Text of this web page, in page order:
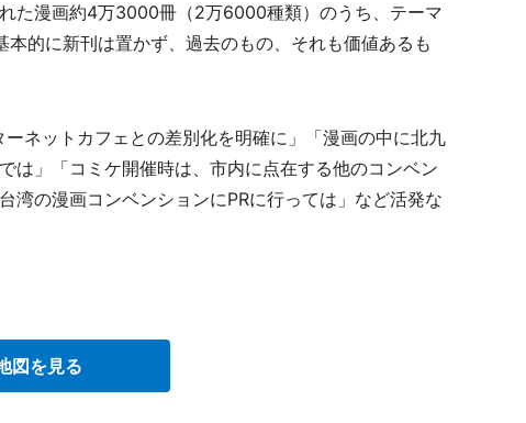
た漫画約4万3000冊（2万6000種類）のうち、テーマ
的に新刊は置かず、過去のもの、それも価値あるも
ネットカフェとの差別化を明確に」「漫画の中に北九
は」「コミケ開催時は、市内に点在する他のコンベン
湾の漫画コンベンションにPRに行っては」など活発な
図を見る